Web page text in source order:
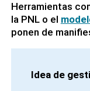
Herramientas
la PNL o el
ponen de
Idea de